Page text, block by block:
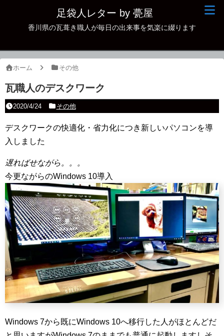
足袋人レター by 甍屋
香川県の瓦葺き職人が毎日の出来事を気楽に綴ります
ホーム その他
瓦職人のデスクワーク
2020/4/24 その他
デスクワークの快適化・省力化につき新しいパソコンを導
入しました
遅ればせながら。。。
今更ながらのWindows 10導入
Windows 7から既にWindows 10へ移行した人がほとんどだ
現場日記
古瓦
本日の一品
その他